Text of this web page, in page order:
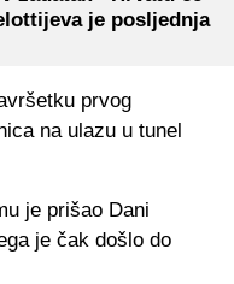
je posljednja
prvog
na ulazu u tunel
je prišao Dani
je čak došlo do